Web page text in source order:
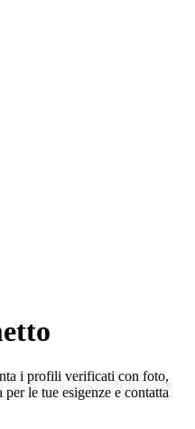
i profili verificati con foto,
le tue esigenze e contatta